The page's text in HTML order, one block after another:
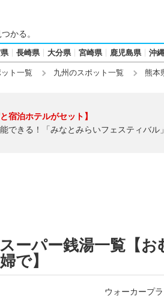
かる。
長崎県 大分県 宮崎県 鹿児島県 沖
ト一覧 九州のスポット一覧 熊本
宿泊ホテルがセット】
できる！「みなとみらいフェスティバル
ーパー銭湯一覧【お
で】
ウォーカープ